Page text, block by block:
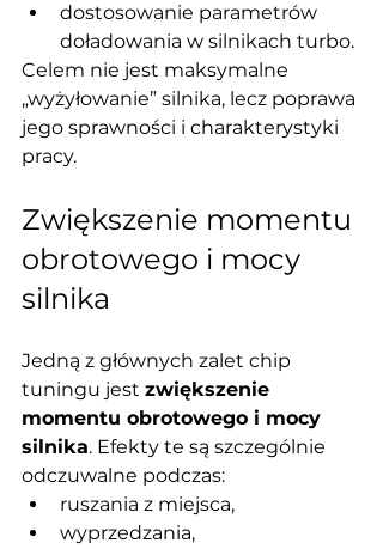
dostosowanie parametrów
doładowania w silnikach turbo.
Celem nie jest maksymalne
„wyżyłowanie” silnika, lecz poprawa
jego sprawności i charakterystyki
pracy.
Zwiększenie momentu
obrotowego i mocy
silnika
Jedną z głównych zalet chip
tuningu jest zwiększenie
momentu obrotowego i mocy
silnika. Efekty te są szczególnie
odczuwalne podczas:
ruszania z miejsca,
wyprzedzania,